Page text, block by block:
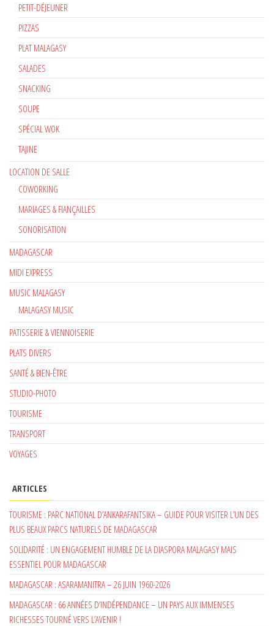
PETIT-DÉJEUNER
PIZZAS
PLAT MALAGASY
SALADES
SNACKING
SOUPE
SPÉCIAL WOK
TAJINE
LOCATION DE SALLE
COWORKING
MARIAGES & FIANÇAILLES
SONORISATION
MADAGASCAR
MIDI EXPRESS
MUSIC MALAGASY
MALAGASY MUSIC
PATISSERIE & VIENNOISERIE
PLATS DIVERS
SANTÉ & BIEN-ÊTRE
STUDIO-PHOTO
TOURISME
TRANSPORT
VOYAGES
ARTICLES
TOURISME : PARC NATIONAL D’ANKARAFANTSIKA – GUIDE POUR VISITER L’UN DES
PLUS BEAUX PARCS NATURELS DE MADAGASCAR
SOLIDARITÉ : UN ENGAGEMENT HUMBLE DE LA DIASPORA MALAGASY MAIS
ESSENTIEL POUR MADAGASCAR
MADAGASCAR : ASARAMANITRA – 26 JUIN 1960-2026
MADAGASCAR : 66 ANNÉES D’INDÉPENDANCE – UN PAYS AUX IMMENSES
RICHESSES TOURNÉ VERS L’AVENIR !